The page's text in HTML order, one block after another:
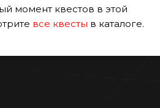
момент квестов в этой
все квесты в каталоге.